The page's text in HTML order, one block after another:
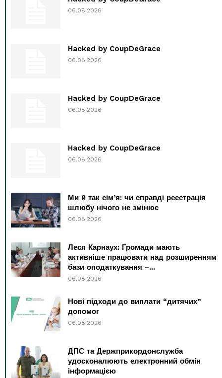
06.08.2026
Hacked by CoupDeGrace
06.08.2026
Hacked by CoupDeGrace
06.08.2026
Hacked by CoupDeGrace
06.08.2026
Ми й так сім’я: чи справді реєстрація
шлюбу нічого не змінює
06.08.2026
Леся Карнаух: Громади мають
активніше працювати над розширенням
бази оподаткування –...
06.08.2026
Нові підходи до виплати “дитячих”
допомог
06.08.2026
ДПС та Держприкордонслужба
удосконалюють електронний обмін
інформацією